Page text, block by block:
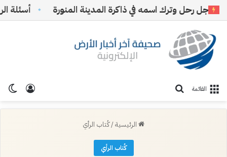
رحل وترك اسمه في ذاكرة المدينة المنورة أسئلة
تسجيل القائمة
الرئيسية/كُتاب الرأي
كُتاب الرأي